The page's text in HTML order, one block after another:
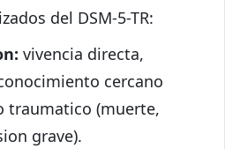
del DSM-5-TR:
vivencia directa,
cercano
traumatico (muerte,
grave).